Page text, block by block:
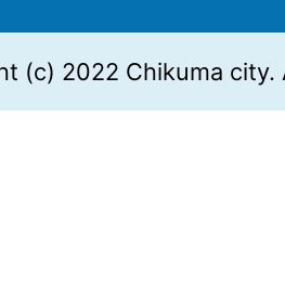
(c) 2022 Chikuma city.